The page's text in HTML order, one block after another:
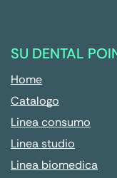
SU DENTAL
Home
Catalogo
Linea consumo
Linea studio
Linea biomedica